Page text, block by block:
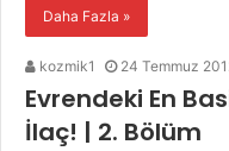
Daha Fazla »
kozmik1 24 Temmuz
Evrendeki En
İlaç! | 2. Bölüm